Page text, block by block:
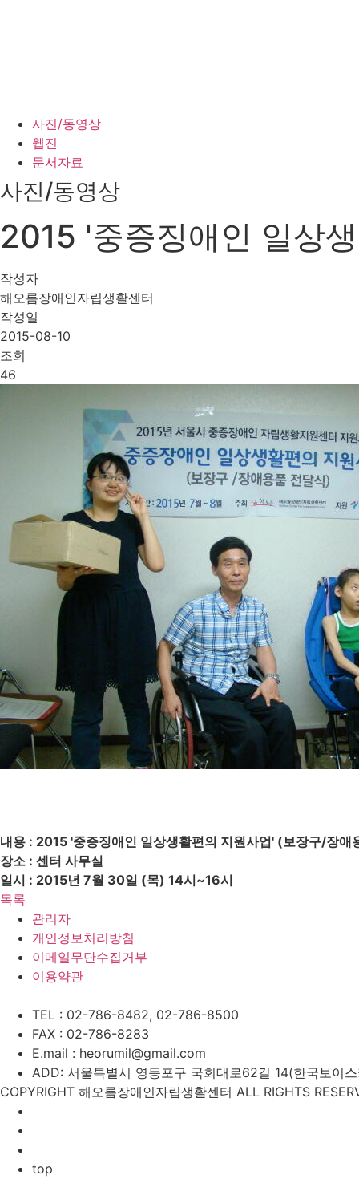
사진/동영상
웹진
문서자료
사진/동영상
2015 '중증징애인 일상
작성자
해오름장애인자립생활센터
작성일
2015-08-10
조회
46
내용 : 2015 '중증징애인 일상생활편의 지원사업' (보장구/장애
장소 : 센터 사무실
일시 : 2015년 7월 30일 (목) 14시~16시
목록
관리자
개인정보처리방침
이메일무단수집거부
이용약관
TEL : 02-786-8482, 02-786-8500
FAX : 02-786-8283
E.mail : heorumil@gmail.com
ADD: 서울특별시 영등포구 국회대로62길 14(한국보이
COPYRIGHT 해오름장애인자립생활센터 ALL RIGHTS
top